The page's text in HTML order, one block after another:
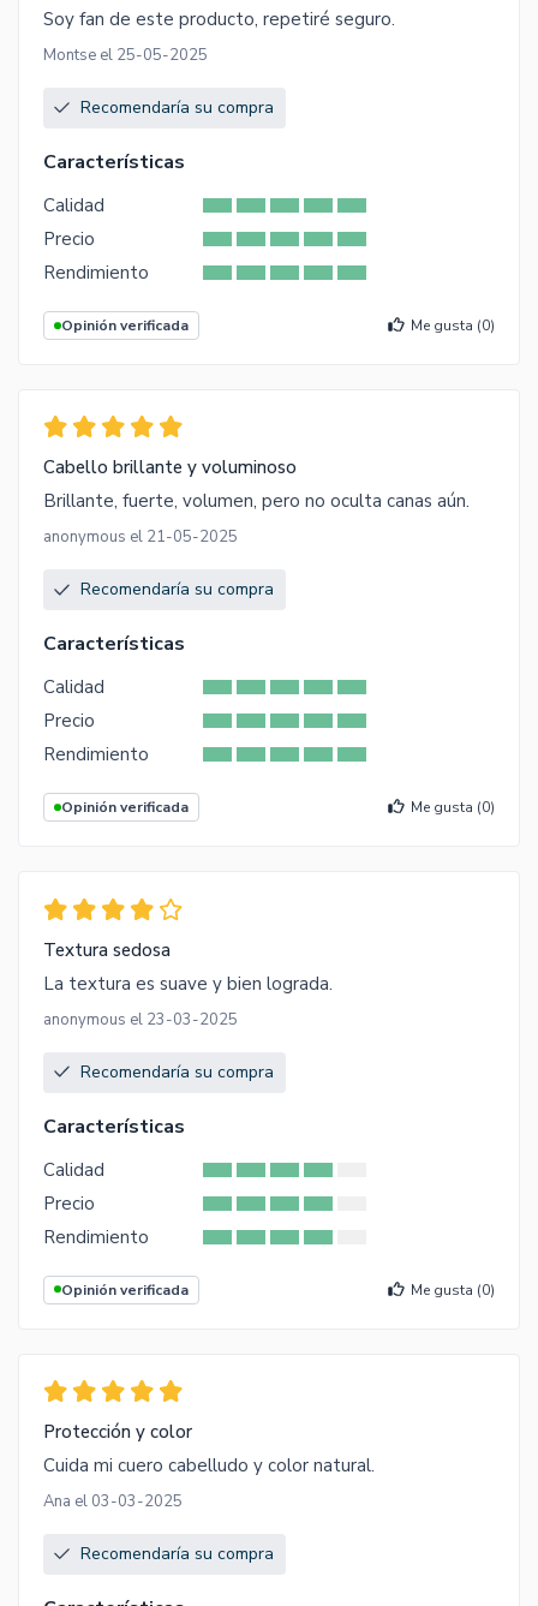
Soy fan de este producto, repetiré seguro.
Montse el 25-05-2025
Recomendaría su compra
Características
Calidad
Precio
Rendimiento
Opinión verificada Me gusta (0)
Cabello brillante y voluminoso
Brillante, fuerte, volumen, pero no oculta canas aún.
anonymous el 21-05-2025
Recomendaría su compra
Características
Calidad
Precio
Rendimiento
Opinión verificada Me gusta (0)
Textura sedosa
La textura es suave y bien lograda.
anonymous el 23-03-2025
Recomendaría su compra
Características
Calidad
Precio
Rendimiento
Opinión verificada Me gusta (0)
Protección y color
Cuida mi cuero cabelludo y color natural.
Ana el 03-03-2025
Recomendaría su compra